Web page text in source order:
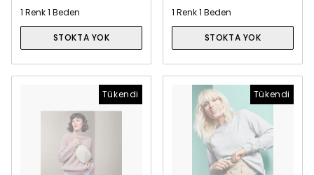
1 Renk 1 Beden
STOKTA YOK
1 Renk 1 Beden
STOKTA YOK
Tükendi Tükendi